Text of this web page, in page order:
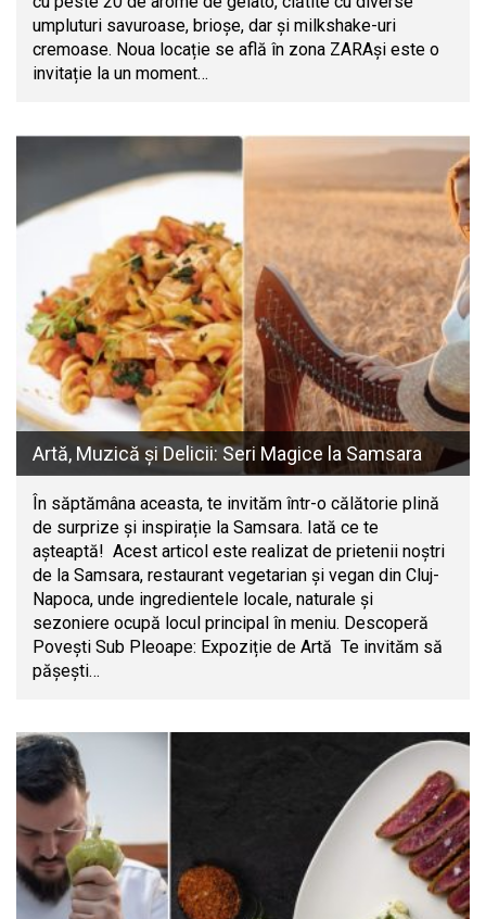
umpluturi savuroase, brioșe, dar și milkshake-uri
cremoase. Noua locație se află în zona ZARAși este o
invitație la un moment…
Artă, Muzică și Delicii: Seri Magice la Samsara
În săptămâna aceasta, te invităm într-o călătorie plină
de surprize și inspirație la Samsara. Iată ce te
așteaptă! Acest articol este realizat de prietenii noștri
de la Samsara, restaurant vegetarian și vegan din Cluj-
Napoca, unde ingredientele locale, naturale și
sezoniere ocupă locul principal în meniu. Descoperă
Povești Sub Pleoape: Expoziție de Artă Te invităm să
pășești…